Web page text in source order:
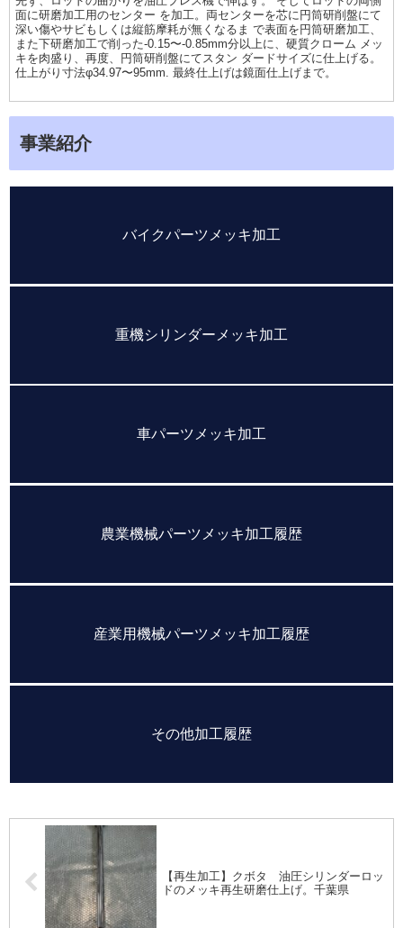
面に研磨加工用のセンター を加工。両センターを芯に円筒研削盤にて
深い傷やサビもしくは縦筋摩耗が無くなるま で表面を円筒研磨加工、
また下研磨加工で削った-0.15〜-0.85mm分以上に、硬質クローム メッ
キを肉盛り、再度、円筒研削盤にてスタン ダードサイズに仕上げる。
仕上がり寸法φ34.97〜95mm. 最終仕上げは鏡面仕上げまで。
事業紹介
バイクパーツメッキ加工
重機シリンダーメッキ加工
車パーツメッキ加工
農業機械パーツメッキ加工履歴
産業用機械パーツメッキ加工履歴
その他加工履歴
【再生加工】クボタ 油圧シリンダーロッ
ドのメッキ再生研磨仕上げ。千葉県